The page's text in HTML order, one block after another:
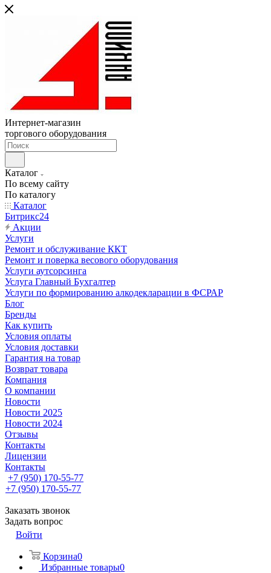
Интернет-магазин
торгового оборудования
Каталог
По всему сайту
По каталогу
Каталог
Битрикс24
Акции
Услуги
Ремонт и обслуживание ККТ
Ремонт и поверка весового оборудования
Услуги аутсорсинга
Услуга Главный Бухгалтер
Услуги по формированию алкодекларации в ФСРАР
Блог
Бренды
Как купить
Условия оплаты
Условия доставки
Гарантия на товар
Возврат товара
Компания
О компании
Новости
Новости 2025
Новости 2024
Отзывы
Контакты
Лицензии
Контакты
+7 (950) 170-55-77
+7 (950) 170-55-77
Заказать звонок
Задать вопрос
Войти
Корзина0
Избранные товары0